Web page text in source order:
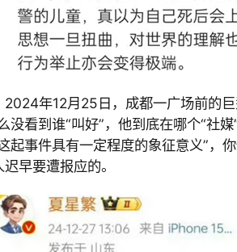
2024年12月 25日，成都一广场前的
没看到谁“叫好”，他到底在哪个“社
起事件具有一定程度的象征意义”，
早要遭报应的。